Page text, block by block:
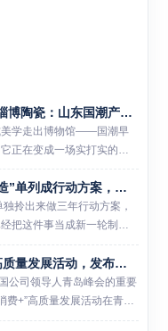
当AI遇见曹县汉服和淄博陶瓷：山东国潮产业正在发生什么？
美学走出博物馆——国潮早
正在变成一场实打实的产
AI成了山东制造业手里的
明问题：2025年山东AI核
山东把“人工智能+制造”单列成行动方案，释放了什么信号？
拎出来做三年行动方案，
把这件事当成新一轮制造
近日，山东省政府新闻办
山东省“人工智能+制造”行
山东举办“AI消费+”高质量发展活动，发布场景开放计划聚焦六大领域
公司领导人青岛峰会的重要
费+”高质量发展活动在青岛
次活动由山东省人民政府